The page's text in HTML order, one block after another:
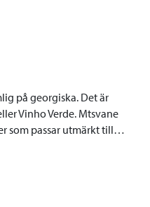
på georgiska. Det är
Vinho Verde. Mtsvane
som passar utmärkt till…